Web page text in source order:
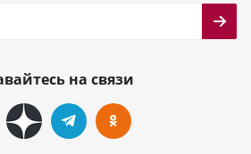
на связи